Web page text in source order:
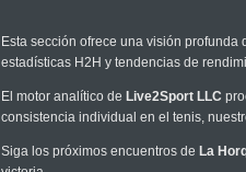
Esta sección ofrece una visión
estadísticas H2H y tendencias de
El motor analítico de Live2Sport LLC
consistencia individual en el tenis,
Siga los próximos encuentros de La